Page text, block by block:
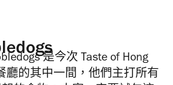
是今次 Taste of Hong
廳的其中一間，他們主打所有